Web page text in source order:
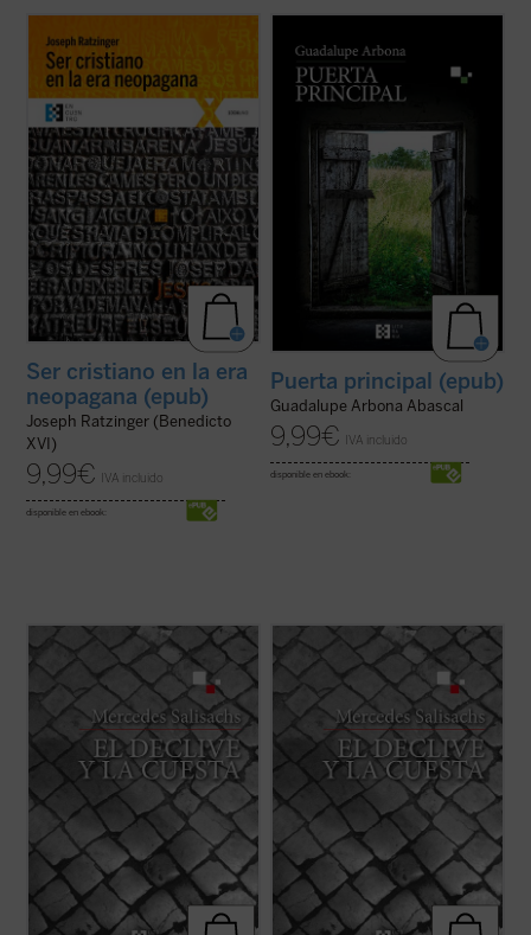
entrevistas llevadas a cabo por Joseph
Ratzinger ---hoy el papa emérito Benedicto
XVI--- durante su periodo como Prefecto
de la Congregación para la Doctrina de la
Fe, cargo que ocupó desde el año 1981 ...
(ver ficha)
Ser cristiano en la era
neopagana (epub)
Joseph Ratzinger (Benedicto
XVI)
9,99€ IVA incluido
disponible en ebook:
que recoge lo que su autora observa,
siente y piensa a lo largo de unos intensos
meses que, marcados por la enfermedad,
le permiten tener una mirada transparente
Puerta principal (epub)
Guadalupe Arbona Abascal
9,99€ IVA incluido
disponible en ebook:
Hito importante en la novelística de
Mercedes Salisachs,
El declive y la cuesta
es un relato directo y valiente que,
partiendo del conocido episodio evangélico
del «buen ladrón» crucificado junto a
Cristo, nos narra con gran hondura el ...
(ver ficha)
Hito importante en la novelística de
Mercedes Salisachs,
El declive y la cuesta
es un relato directo y valiente que,
partiendo del conocido episodio evangélico
del «buen ladrón» crucificado junto a
Cristo, nos narra con gran hondura el ...
(ver ficha)